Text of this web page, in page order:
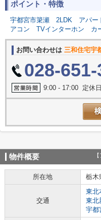
ポイント・特徴
宇都宮市簗瀬 2LDK アパー
アコン
TVインターホン カ
お問い合わせは 三和住宅宇
028-
9:00 - 17:00 定休
物件概要
所在地 栃木
交通
東北
東北
宇都